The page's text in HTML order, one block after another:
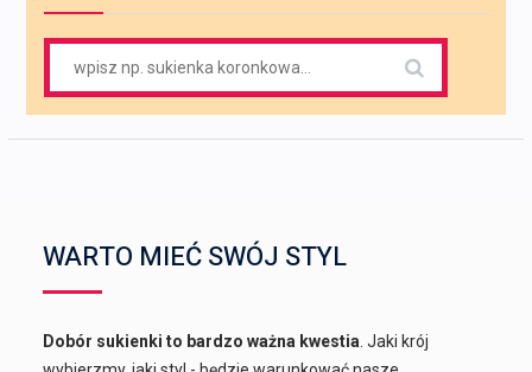
for:
WARTO MIEĆ SWÓJ STYL
Dobór sukienki to bardzo ważna kwestia . Jaki krój